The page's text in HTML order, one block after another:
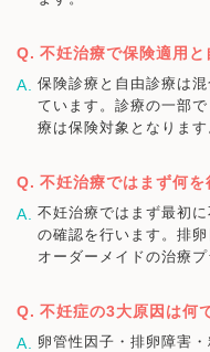
不妊治療で保険適用
保険診療と自由診療は
ています。診療の一部
療は保険対象となります
不妊治療ではまず何を
不妊治療ではまず最初
の確認を行います。排
オーダーメイドの治療プ
不妊症の3大原因は何
卵管性因子・排卵障害